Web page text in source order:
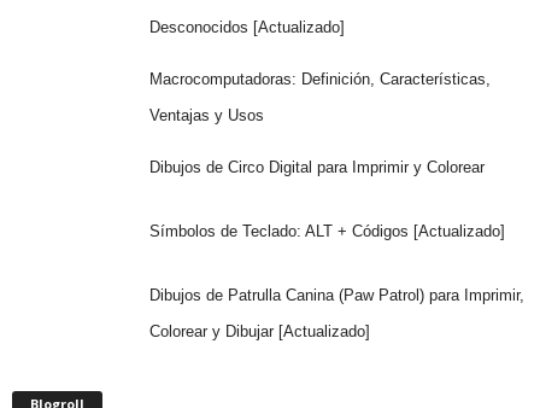
Desconocidos [Actualizado]
Macrocomputadoras: Definición, Características,
Ventajas y Usos
Dibujos de Circo Digital para Imprimir y Colorear
Símbolos de Teclado: ALT + Códigos [Actualizado]
Dibujos de Patrulla Canina (Paw Patrol) para Imprimir,
Colorear y Dibujar [Actualizado]
Blogroll